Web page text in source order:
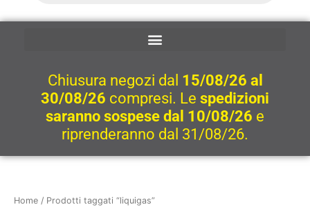
Chiusura negozi dal 15/08/26 al
30/08/26 compresi. Le spedizioni
saranno sospese dal 10/08/26 e
riprenderanno dal 31/08/26.
Home / Prodotti taggati “liquigas”